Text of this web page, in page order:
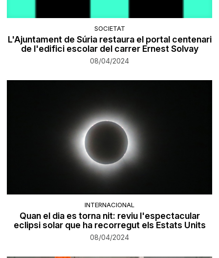
SOCIETAT
L'Ajuntament de Súria restaura el portal centenari
de l'edifici escolar del carrer Ernest Solvay
08/04/2024
INTERNACIONAL
Quan el dia es torna nit: reviu l'espectacular
eclipsi solar que ha recorregut els Estats Units
08/04/2024